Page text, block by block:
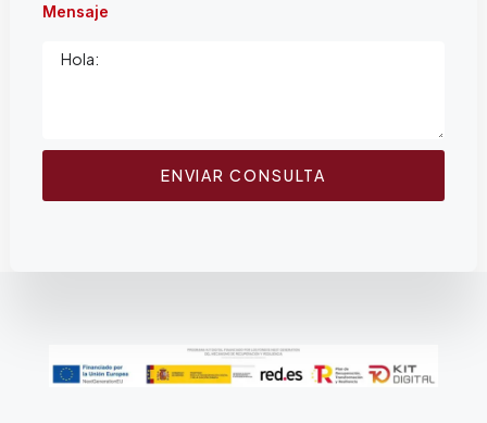
Mensaje
ENVIAR CONSULTA